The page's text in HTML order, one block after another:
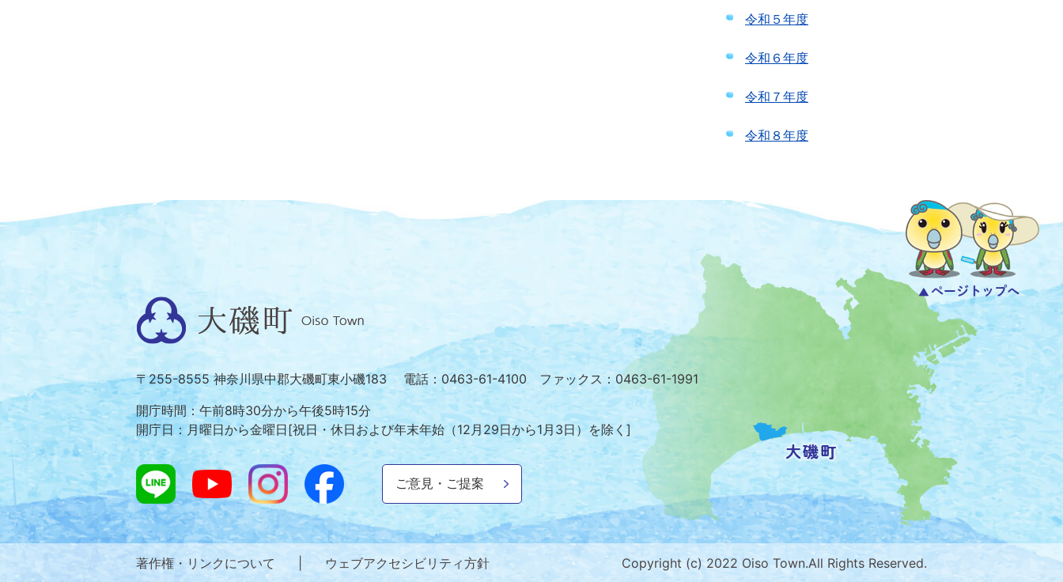
令和５年度
令和６年度
令和７年度
令和８年度
位
置
を
記
し
地
図。
奈
川
県
の
南
部
大
磯
Oiso
Town
〒255-8555 神奈川県中郡大磯町東小磯183 電話：0463-61-4100 ファックス：0463-61-1991
開庁時間：午前8時30分から午後5時15分
開庁日：月曜日から金曜日[祝日・休日および年末年始（12月29日から1月3日）を除く]
ご意見・ご提案
著作権・リンクについて ウェブアクセシビリティ方針 Copyright (c) 2022 Oiso Town.All Rights Reserved.